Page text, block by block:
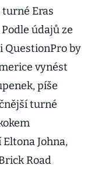
Eras
údajů ze
QuestionPro by
vynést
píše
turné
Johna,
Road